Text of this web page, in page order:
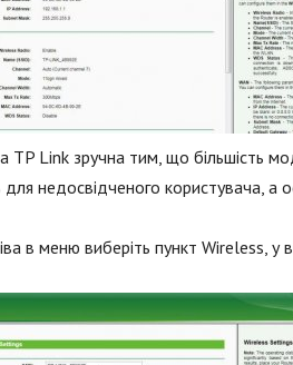
Link зручна тим, що більшість
для недосвідченого користувача, а
в меню виберіть пункт Wireless,